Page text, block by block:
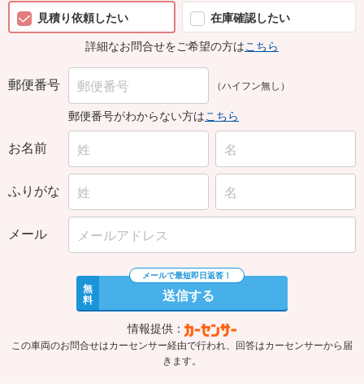
見積り依頼したい
在庫確認したい
詳細なお問合せをご希望の方はこちら
郵便番号 （ハイフン無し）
郵便番号がわからない方はこちら
お名前
ふりがな
メール
無
料 送信する
情報提供：
この車両のお問合せはカーセンサー経由で行われ、回答はカーセンサーから届
きます。